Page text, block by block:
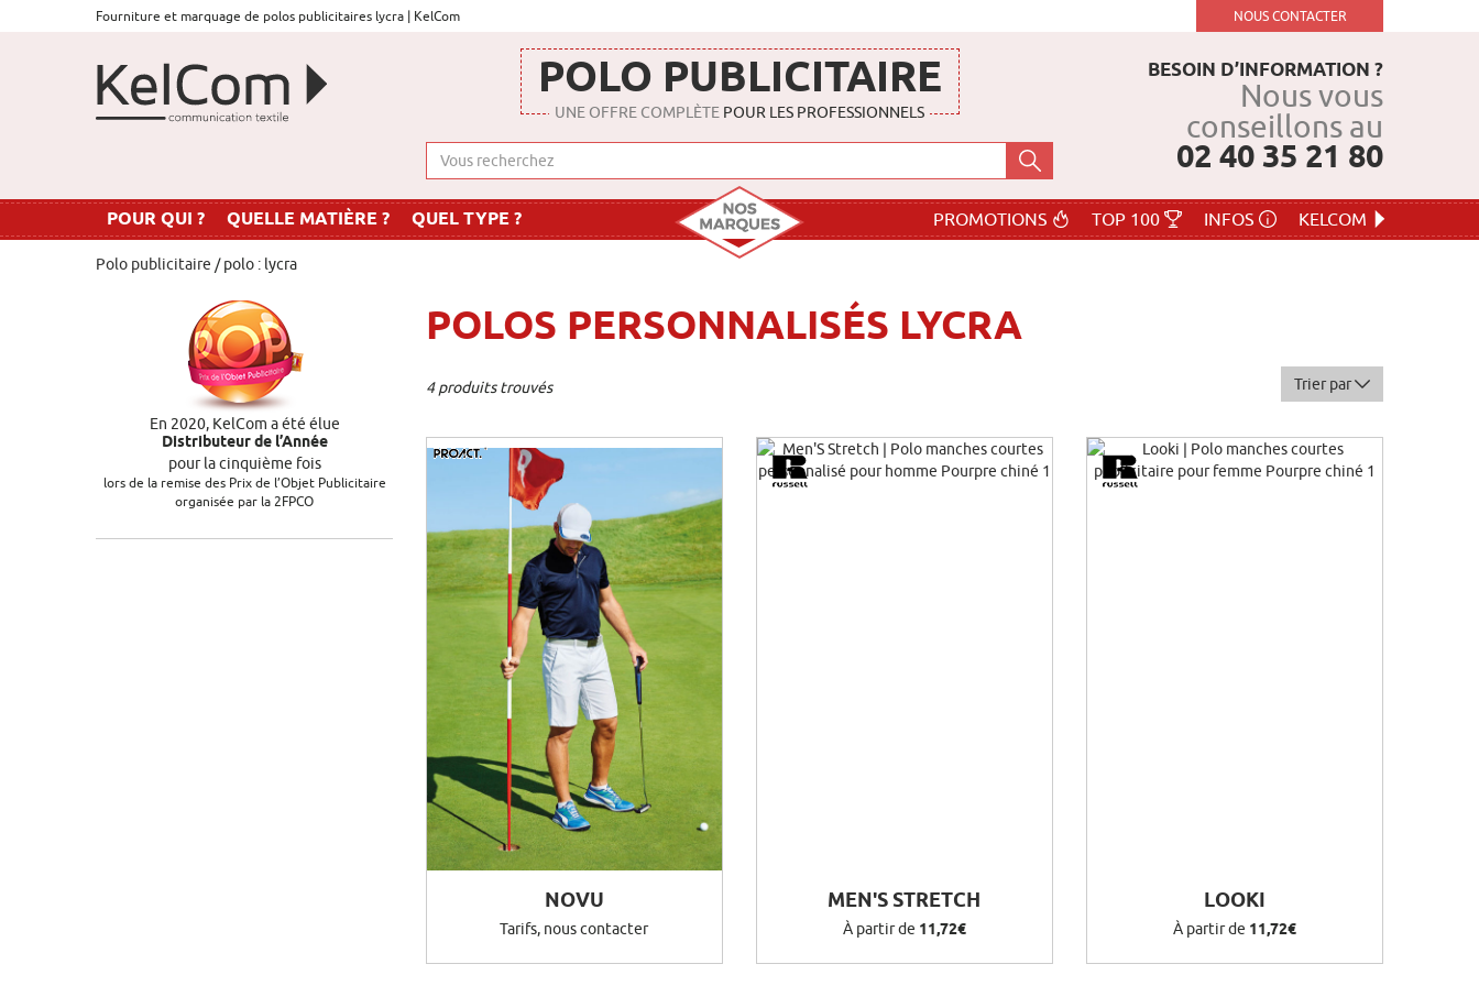
Fourniture et marquage de polos publicitaires lycra | KelCom NOUS CONTACTER
BESOIN D’INFORMATION ?
Nous vous
conseillons au
02 40 35 21 80
POLO PUBLICITAIRE
UNE OFFRE COMPLÈTE POUR LES PROFESSIONNELS
POUR QUI ? QUELLE MATIÈRE ? QUEL TYPE ? PROMOTIONS TOP 100 INFOS KELCOM
Polo publicitaire / polo : lycra
En 2020, KelCom a été élue
Distributeur de l’Année
pour la cinquième fois
lors de la remise des Prix de l’Objet Publicitaire
organisée par la 2FPCO
POLOS PERSONNALISÉS LYCRA
4 produits trouvés Trier par
NOVU
Tarifs, nous contacter
MEN'S STRETCH
À partir de 11,72€
LOOKI
À partir de 11,72€